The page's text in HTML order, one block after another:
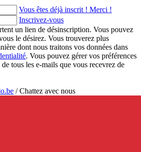
Vous êtes déjà inscrit ! Merci !
Inscrivez-vous
un lien de désinscription. Vous pouvez
le désirez. Vous trouverez plus
dont nous traitons vos données dans
. Vous pouvez gérer vos préférences
tous les e-mails que vous recevrez de
/Chattez avec nous